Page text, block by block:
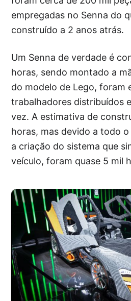
empregadas no Senna do
construído a 2 anos atrás.
Um Senna de verdade é
horas, sendo montado a
do modelo de Lego, foram
trabalhadores distribuídos
vez. A estimativa de
horas, mas devido a todo
a criação do sistema que
veículo, foram quase 5 mil